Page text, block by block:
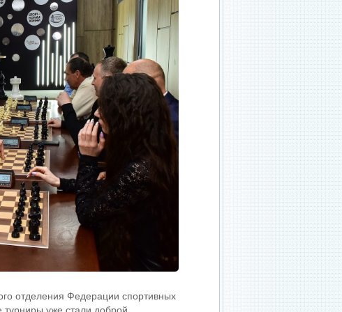
отделения Федерации спортивных